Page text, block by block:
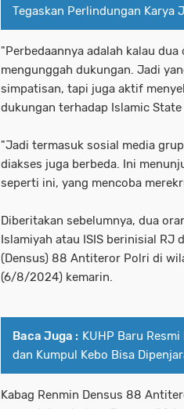
Tegaskan Perlindungan Karya
"Perbedaannya adalah kalau
mengunggah dukungan. Jadi
simpatisan, tapi juga aktif
dukungan terhadap Islamic
"Jadi termasuk sosial media
diakses juga berbeda. Ini
seperti ini, yang mencoba
Diberitakan sebelumnya, dua
Islamiyah atau ISIS berinisial RJ
(Densus) 88 Antiteror Polri di
(6/8/2024) kemarin.
Baca Juga : KUHP Baru
dan Kumpul Kebo Bisa
Kabag Renmin Densus 88